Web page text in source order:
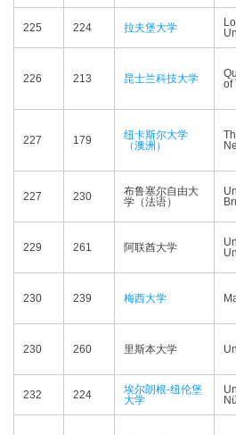
225 224 拉夫堡大学
226 213 昆士兰科技大学
of
227 179
纽卡斯尔大学
（澳洲）
227 230
布鲁塞尔自由大
学（法语）
229 261 阿联酋大学
230 239 梅西大学
230 260 里斯本大学
232 224
埃尔朗根-纽伦堡
大学